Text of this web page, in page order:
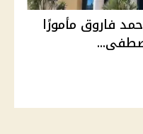
فاروق مأمورًا